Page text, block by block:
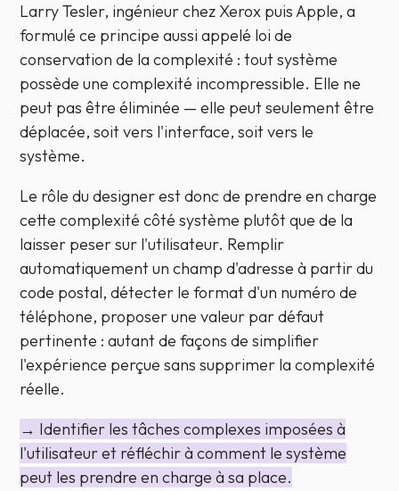
Larry Tesler, ingénieur chez Xerox puis Apple, a
formulé ce principe aussi appelé loi de
conservation de la complexité : tout système
possède une complexité incompressible. Elle ne
peut pas être éliminée — elle peut seulement être
déplacée, soit vers l'interface, soit vers le
système.
Le rôle du designer est donc de prendre en charge
cette complexité côté système plutôt que de la
laisser peser sur l'utilisateur. Remplir
automatiquement un champ d'adresse à partir du
code postal, détecter le format d'un numéro de
téléphone, proposer une valeur par défaut
pertinente : autant de façons de simplifier
l'expérience perçue sans supprimer la complexité
réelle.
→ Identifier les tâches complexes imposées à
l'utilisateur et réfléchir à comment le système
peut les prendre en charge à sa place.